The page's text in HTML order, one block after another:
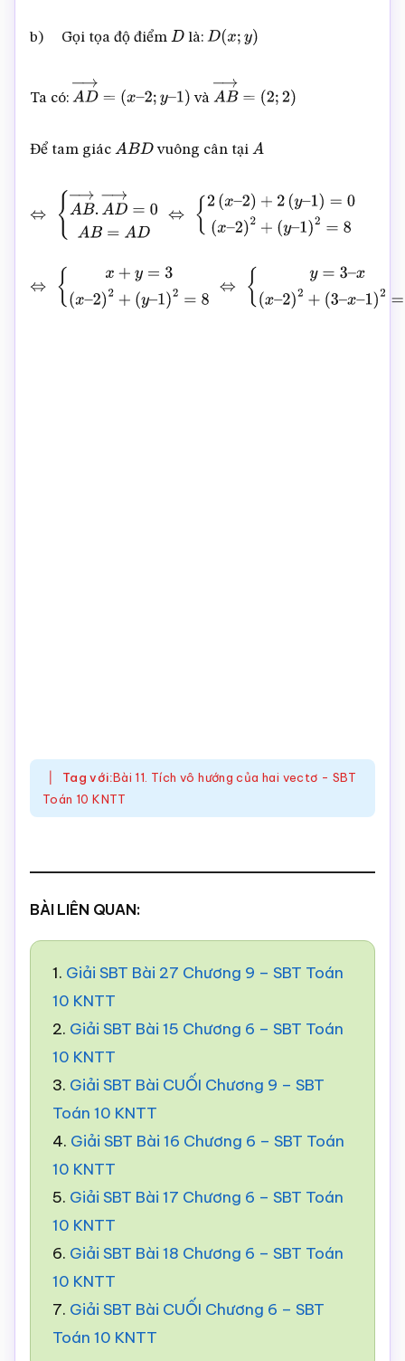
b) Gọi tọa độ điểm D là:D (x;y )
Ta có: AD→ (x– 2;y – ) và AB→ (2;2)
Để tam giác ABD vuông cân tại A
⇔ B . AD = 0A = A ⇔ {2( x–2) + (y– 1)= 0(x –
⇔ + y= 3(x– ) +( y–1) 2= 8⇔ {y 3– x(x –2)2 + 3– –1 )2= 8
Tag với:Bài 11. Tích vô hướng của hai vectơ - SBT
Toán 10 KNTT
BÀI LIÊN QUAN:
1. Giải SBT Bài 27 Chương 9 – SBT Toán
10 KNTT
2. Giải SBT Bài 15 Chương 6 – SBT Toán
10 KNTT
3. Giải SBT Bài CUỐI Chương 9 – SBT
Toán 10 KNTT
4. Giải SBT Bài 16 Chương 6 – SBT Toán
10 KNTT
5. Giải SBT Bài 17 Chương 6 – SBT Toán
10 KNTT
6. Giải SBT Bài 18 Chương 6 – SBT Toán
10 KNTT
7. Giải SBT Bài CUỐI Chương 6 – SBT
Toán 10 KNTT